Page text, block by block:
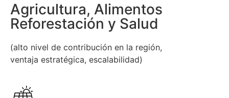
Agricultura, Alimentos
Reforestación y Salud
(alto nivel de contribución en la región,
ventaja estratégica, escalabilidad)